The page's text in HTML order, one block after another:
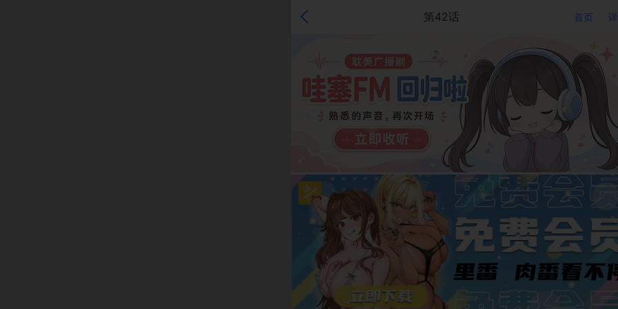
第42话 首页